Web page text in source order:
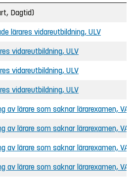
Dagtid)
lärares vidareutbildning, ULV
vidareutbildning, ULV
vidareutbildning, ULV
vidareutbildning, ULV
av lärare som saknar lärarexamen, VAL
av lärare som saknar lärarexamen, VAL
av lärare som saknar lärarexamen, VAL
av lärare som saknar lärarexamen, VAL